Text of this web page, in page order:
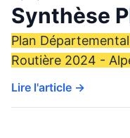
Synthèse
Plan
Routière 2024 -
Lire l'article →